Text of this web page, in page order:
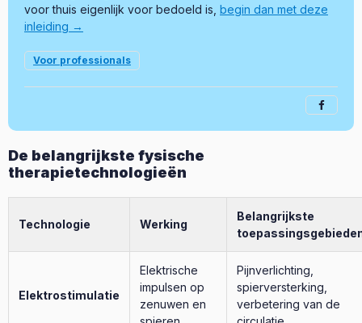
voor thuis eigenlijk voor bedoeld is, begin dan met deze
inleiding →
Voor professionals
De belangrijkste fysische
therapietechnologieën
Technologie Werking
Belangrijkste
Elektrostimulatie
Elektrische
impulsen op
zenuwen en
Pijnverlichting,
spierversterking,
verbetering van de